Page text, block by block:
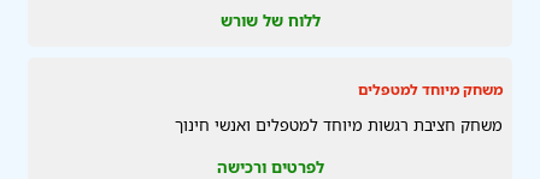
ללוח של שורש
משחק מיוחד למטפלים
משחק חציבת רגשות מיוחד למטפלים ואנשי חינוך
לפרטים ורכישה